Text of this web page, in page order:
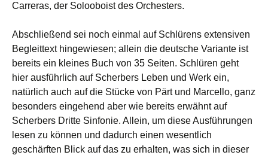
Carreras, der Solooboist des Orchesters.
Abschließend sei noch einmal auf Schlürens extensiven
Begleittext hingewiesen; allein die deutsche Variante ist
bereits ein kleines Buch von 35 Seiten. Schlüren geht
hier ausführlich auf Scherbers Leben und Werk ein,
natürlich auch auf die Stücke von Pärt und Marcello, ganz
besonders eingehend aber wie bereits erwähnt auf
Scherbers Dritte Sinfonie. Allein, um diese Ausführungen
lesen zu können und dadurch einen wesentlich
geschärften Blick auf das zu erhalten, was sich in dieser